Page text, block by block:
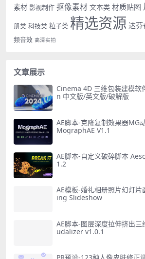
素材 影视制作 抠像素材 文本类 材质贴图
册类 科技类 粒子类 精选资源 达芬
频音效 高清实拍
文章展示
Cinema 4D 三维包装建模软
n 中文版/英文版/破解版
AE脚本-克隆复制效果器MG
MographAE V1.1
AE脚本-自定义破碎脚本
1.2
AE模板-婚礼相册照片幻灯
ing Slideshow
AE脚本-图层深度拉伸挤出
udalizer v1.0.1